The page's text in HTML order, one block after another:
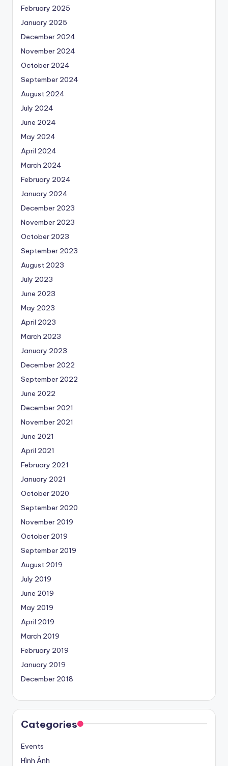
February 2025
January 2025
December 2024
November 2024
October 2024
September 2024
August 2024
July 2024
June 2024
May 2024
April 2024
March 2024
February 2024
January 2024
December 2023
November 2023
October 2023
September 2023
August 2023
July 2023
June 2023
May 2023
April 2023
March 2023
January 2023
December 2022
September 2022
June 2022
December 2021
November 2021
June 2021
April 2021
February 2021
January 2021
October 2020
September 2020
November 2019
October 2019
September 2019
August 2019
July 2019
June 2019
May 2019
April 2019
March 2019
February 2019
January 2019
December 2018
Categories
Events
Hình Ảnh